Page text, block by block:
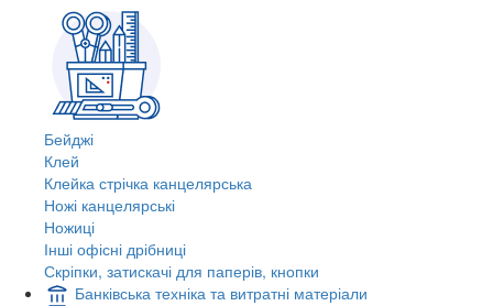
Бейджі
Клей
Клейка стрічка канцелярська
Ножі канцелярські
Ножиці
Інші офісні дрібниці
Скріпки, затискачі для паперів, кнопки
Банківська техніка та витратні матеріали